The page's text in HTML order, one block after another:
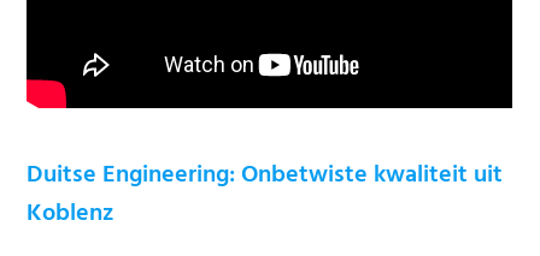
Duitse Engineering: Onbetwiste kwaliteit uit
Koblenz